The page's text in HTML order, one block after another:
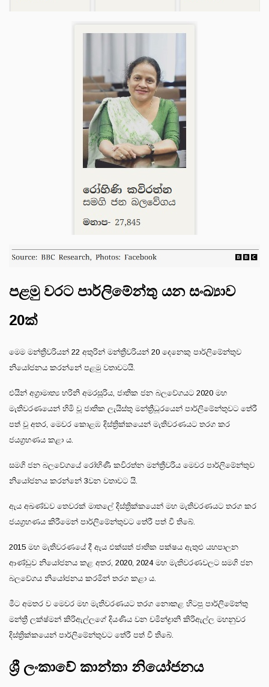
පළමු වරට පාර්ලිමේන්තු යන සංඛ්‍යාව
20ක්
මෙම මන්ත්‍රීවරියන් 22 අතුරින් මන්ත්‍රීවරියන් 20 දෙනෙකු පාර්ලිමේන්තුව
නියෝජනය කරන්නේ පළමු වතාවටයි.
එයින් අග්‍රාමාත්‍ය හරිනි අමරසූරිය, ජාතික ජන බලවේගයට 2020 මහ
මැතිවරණයෙන් හිමි වූ ජාතික ලැයිස්තු මන්ත්‍රීධූරයෙන් පාර්ලිමේන්තුවට තේරී
පත් වූ අතර, මෙවර කොළඹ දිස්ත්‍රික්කයෙන් මැතිවරණයට තරග කර
ජයග්‍රහණය කළා ය.
සමගි ජන බලවේගයේ රෝහිණී කවිරත්න මන්ත්‍රීවරිය මෙවර පාර්ලිමේන්තුව
නියෝජනය කරන්නේ 3වන වතාවට යි.
ඇය අඛණ්ඩව තෙවරක් මාතලේ දිස්ත්‍රික්කයෙන් මහ මැතිවරණයට තරග කර
ජයග්‍රහණය කිරීමෙන් පාර්ලිමේන්තුවට තේරී පත් වී තිබේ.
2015 මහ මැතිවරණයේ දී ඇය එක්සත් ජාතික පක්ෂය ඇතුළු යහපාලන
ආණ්ඩුව නියෝජනය කළ අතර, 2020, 2024 මහ මැතිවරණවලට සමගි ජන
බලවේගය නියෝජනය කරමින් තරග කළා ය.
මීට අමතර ව මෙවර මහ මැතිවරණයට තරග නොකළ හිටපු පාර්ලිමේන්තු
මන්ත්‍රී ලක්ෂ්මන් කිරිඇල්ලගේ දියණිය වන චමින්ද්‍රානි කිරිඇල්ල මහනුවර
දිස්ත්‍රික්කයෙන් පාර්ලිමේන්තුවට තේරී පත් වී තිබේ.
ශ්‍රී ලංකාවේ කාන්තා නියෝජනය